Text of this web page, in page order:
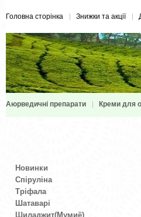
Головна сторінка Знижки та акції
Аюрведичні препарати Креми для
Новинки
Спіруліна
Тріфала
Шатаварі
Шиладжит(Мумиё)